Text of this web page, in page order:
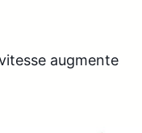
augmente